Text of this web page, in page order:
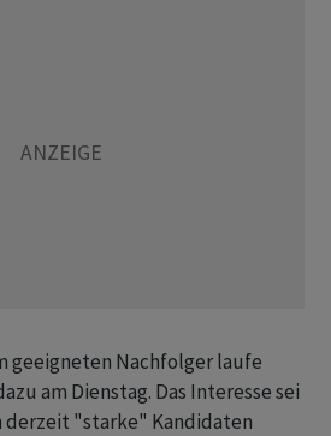
geeigneten Nachfolger laufe
am Dienstag. Das Interesse sei
derzeit "starke" Kandidaten